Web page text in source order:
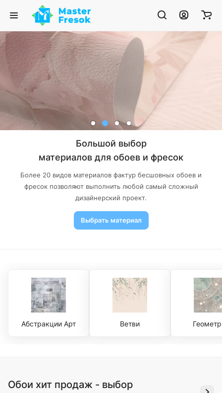
Большой выбор
материалов для обоев и фресок
Более 20 видов материалов фактур бесшовных обоев и
фресок позволяют выполнить любой самый сложный
дизайнерский проект.
Выбрать материал
Абстракции Арт Ветви
Обои хит продаж - выбор